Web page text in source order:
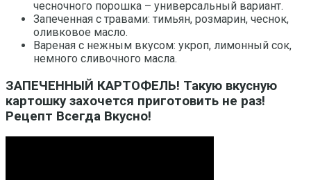
чесночного порошка – универсальный вариант.
Запеченная с травами: тимьян, розмарин, чеснок,
оливковое масло.
Вареная с нежным вкусом: укроп, лимонный сок,
немного сливочного масла.
ЗАПЕЧЕННЫЙ КАРТОФЕЛЬ! Такую вкусную
картошку захочется приготовить не раз!
Рецепт Всегда Вкусно!